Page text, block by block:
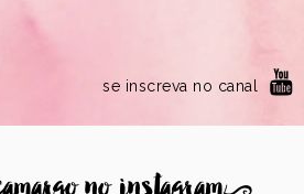
se inscreva no canal